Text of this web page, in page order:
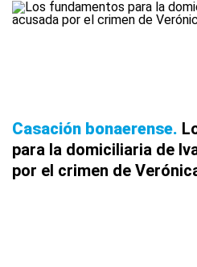
Casación bonaerense
para la domiciliaria de
por el crimen de